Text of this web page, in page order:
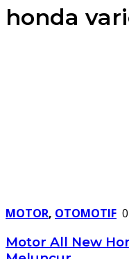
honda
MOTOR, OTOMOTIF
Motor All New